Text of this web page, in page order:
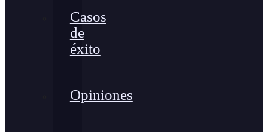
Casos
de
éxito
Opiniones